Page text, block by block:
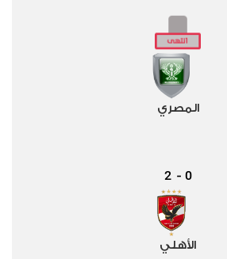
المصري
0
-
2
الأهلي